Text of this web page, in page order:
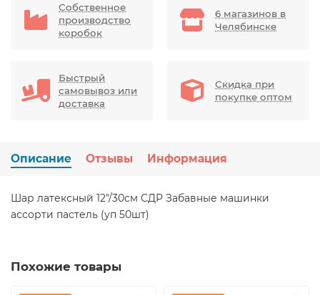
Собственное
производство
коробок
6 магазинов в
Челябинске
Быстрый
самовывоз или
доставка
Скидка при
покупке оптом
Описание Отзывы Информация
Шар латексный 12"/30см СДР Забавные машинки
ассорти пастель (уп 50шт)
Похожие товары